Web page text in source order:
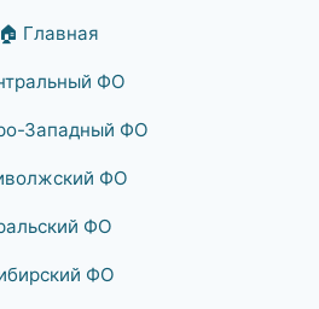
🏠 Главная
ФО
Западный ФО
ФО
ФО
ФО